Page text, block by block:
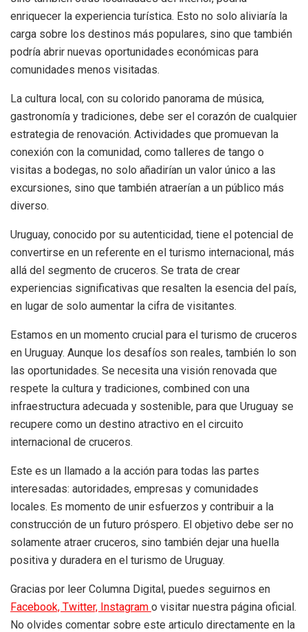
enriquecer la experiencia turística. Esto no solo aliviaría la
carga sobre los destinos más populares, sino que también
podría abrir nuevas oportunidades económicas para
comunidades menos visitadas.
La cultura local, con su colorido panorama de música,
gastronomía y tradiciones, debe ser el corazón de cualquier
estrategia de renovación. Actividades que promuevan la
conexión con la comunidad, como talleres de tango o
visitas a bodegas, no solo añadirían un valor único a las
excursiones, sino que también atraerían a un público más
diverso.
Uruguay, conocido por su autenticidad, tiene el potencial de
convertirse en un referente en el turismo internacional, más
allá del segmento de cruceros. Se trata de crear
experiencias significativas que resalten la esencia del país,
en lugar de solo aumentar la cifra de visitantes.
Estamos en un momento crucial para el turismo de cruceros
en Uruguay. Aunque los desafíos son reales, también lo son
las oportunidades. Se necesita una visión renovada que
respete la cultura y tradiciones, combined con una
infraestructura adecuada y sostenible, para que Uruguay se
recupere como un destino atractivo en el circuito
internacional de cruceros.
Este es un llamado a la acción para todas las partes
interesadas: autoridades, empresas y comunidades
locales. Es momento de unir esfuerzos y contribuir a la
construcción de un futuro próspero. El objetivo debe ser no
solamente atraer cruceros, sino también dejar una huella
positiva y duradera en el turismo de Uruguay.
Gracias por leer Columna Digital, puedes seguirnos en
Facebook, Twitter, Instagram o visitar nuestra página oficial.
No olvides comentar sobre este articulo directamente en la